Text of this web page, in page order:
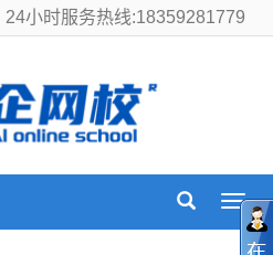
24小时服务热线:18359281779